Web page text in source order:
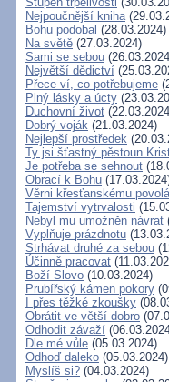
Nejpoučnější kniha
Bohu podobal (28.03.2024)
Na světě (27.03.2024)
Sami se sebou
Největší dědictví
Přece ví, co potřebujeme
Plný lásky a úcty
Duchovní život
Dobrý voják (21.03.2024)
Nejlepší prostředek
Ty jsi šťastný pěstoun
Je potřeba se sehnout
Obrací k Bohu
Věrni křesťanskému
Tajemství vytrvalosti
Nebyl mu umožněn návrat
Vyplňuje prázdnotu
Strhávat druhé za sebou
Účinně pracovat
Boží Slovo (10.03.2024)
Prubířský kámen pokory
I přes těžké zkoušky
Obrátit ve větší dobro
Odhodit závaží
Dle mé vůle (05.03.2024)
Odhoď daleko (05.03.2024)
Myslíš si? (04.03.2024)